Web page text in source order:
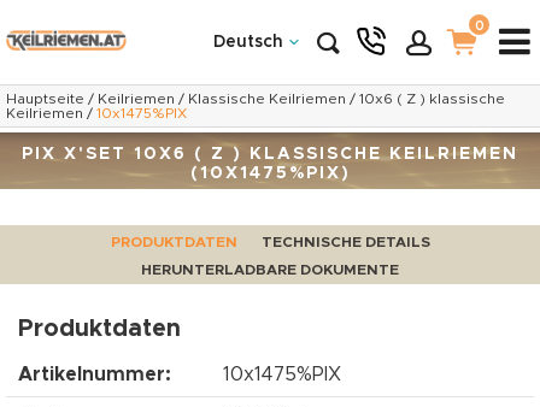
Deutsch
0
Hauptseite / Keilriemen / Klassische Keilriemen / 10x6 ( Z ) klassische
Keilriemen / 10x1475%PIX
PIX X'SET 10X6 ( Z ) KLASSISCHE KEILRIEMEN
(10X1475%PIX)
PRODUKTDATEN
TECHNISCHE DETAILS
HERUNTERLADBARE DOKUMENTE
Produktdaten
Artikelnummer: 10x1475%PIX